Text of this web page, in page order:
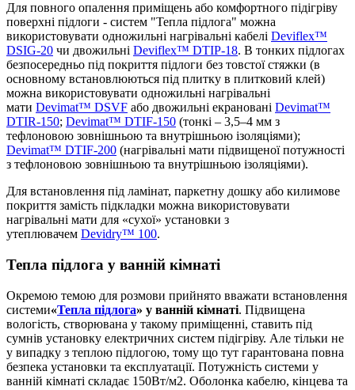
Для повного опалення приміщень або комфортного підігріву
поверхні підлоги - систем "Тепла підлога" можна
використовувати одножильні нагрівальні кабелі Deviflex™
DSIG-20 чи двожильні Deviflex™ DTIP-18. В тонких підлогах
безпосередньо під покриття підлоги без товстої стяжки (в
основному встановлюються під плитку в плитковий клей)
можна використовувати одножильні нагрівальні
мати Devimat™ DSVF або двожильні екрановані Devimat™
DTIR-150; Devimat™ DTIF-150 (тонкі – 3,5–4 мм з
тефлоновою зовнішньою та внутрішньою ізоляціями);
Devimat™ DTIF-200 (нагрівальні мати підвищеної потужності
з тефлоновою зовнішньою та внутрішньою ізоляціями).
Для встановлення під ламінат, паркетну дошку або килимове
покриття замість підкладки можна використовувати
нагрівальні мати для «сухої» установки з
утеплювачем Devidry™ 100.
Тепла підлога у ванній кімнаті
Окремою темою для розмови прийнято вважати встановлення
системи«Тепла підлога» у ванній кімнаті. Підвищена
вологість, створювана у такому приміщенні, ставить під
сумнів установку електричних систем підігріву. Але тільки не
у випадку з теплою підлогою, тому що тут гарантована повна
безпека установки та експлуатації. Потужність системи у
ванній кімнаті складає 150Вт/м2. Оболонка кабелю, кінцева та